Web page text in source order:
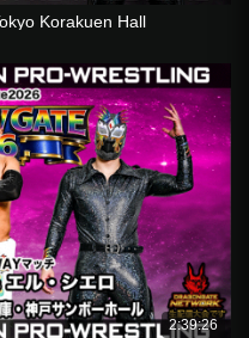
Korakuen Hall
2:39:26